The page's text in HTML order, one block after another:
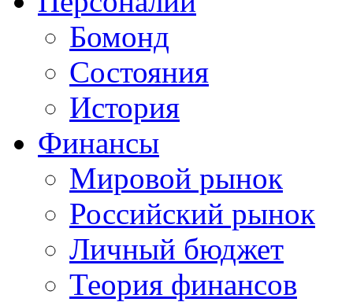
Бомонд
Состояния
История
Финансы
Мировой рынок
Российский рынок
Личный бюджет
Теория финансов